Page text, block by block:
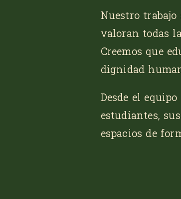
Nuestro
valoran todas
Creemos que
dignidad
Desde el
estudiantes,
espacios de